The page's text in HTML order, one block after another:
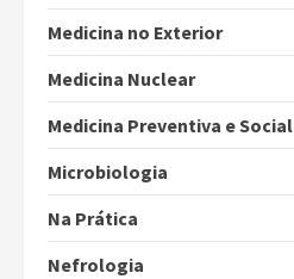
Medicina no Exterior
Medicina Nuclear
Medicina Preventiva e Social
Microbiologia
Na Prática
Nefrologia